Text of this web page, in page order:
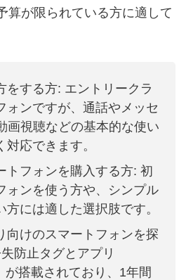
算が限られている方に適して
をする方: エントリークラ
ォンですが、通話やメッセ
画視聴などの基本的な使い
応できます。
トフォンを購入する方: 初
ォンを使う方や、シンプル
方には適した選択肢です。
向けのスマートフォンを探
防止タグとアプリ
が搭載されており、1年間